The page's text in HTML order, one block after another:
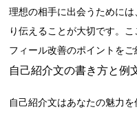
理想の相手に出会うために
り伝えることが大切です。
フィール改善のポイントをご
自己紹介文の書き方と例
自己紹介文はあなたの魅力